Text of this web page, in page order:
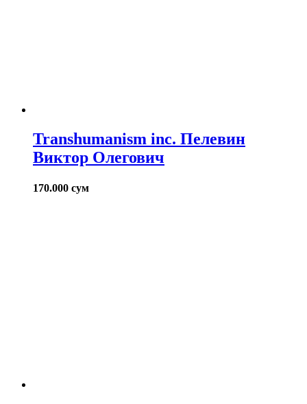
Transhumanism inc. Пелевин
Виктор Олегович
170.000 сум